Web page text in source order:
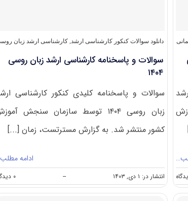
سوالات
و
دانلود سوالات کنکور کارشناسی ارشد, کارشناسی ارشد زبان
سوالات و پاسخنامه کارشناسی ارشد زبان روسی
۱۴۰۴
سوالات و پاسخنامه کلیدی کنکور کارشناسی
زبان روسی ۱۴۰۴ توسط سازمان سنجش
کشور منتشر شد. به گزارش مسترتست، زمان [...]
ادامه
انتشار در: ۱ دی, ۱۴۰۳ -- ۰ دیدگاه